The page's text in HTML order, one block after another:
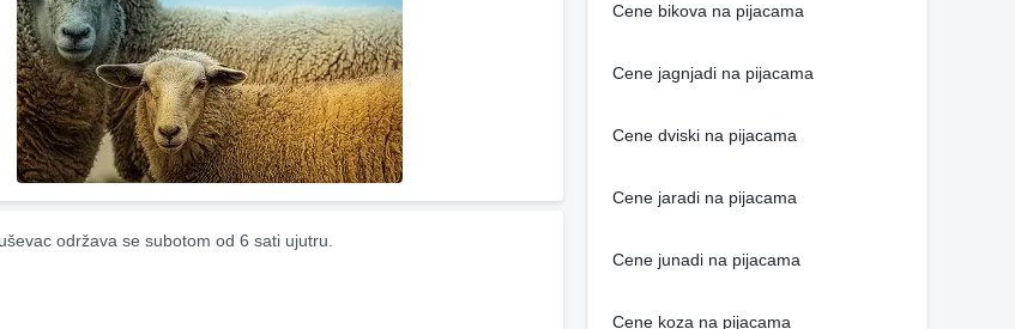
održava se subotom od 6 sati ujutru.
Cene bikova na pijacama
Cene jagnjadi na pijacama
Cene dviski na pijacama
Cene jaradi na pijacama
Cene junadi na pijacama
Cene koza na pijacama